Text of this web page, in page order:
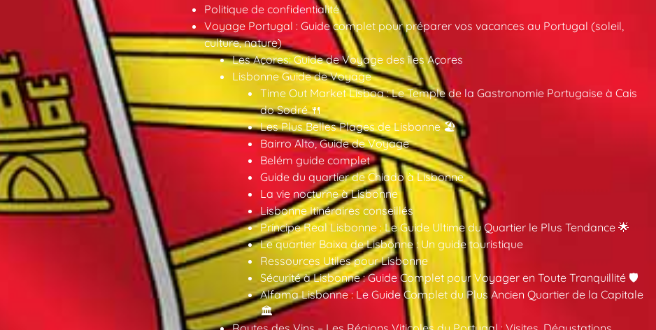
Politique de confidentialité
Voyage Portugal : Guide complet pour préparer vos vacances au Portugal (soleil,
culture, nature)
Les Açores: Guide de Voyage des îles Açores
Lisbonne Guide de Voyage
Time Out Market Lisboa : Le Temple de la Gastronomie Portugaise à Cais
do Sodré 🍴
Les Plus Belles Plages de Lisbonne 🏖️
Bairro Alto, Guide de Voyage
Belém guide complet
Guide du quartier de Chiado à Lisbonne
La vie nocturne à Lisbonne
Lisbonne Itinéraires conseillés
Príncipe Real Lisbonne : Le Guide Ultime du Quartier le Plus Tendance 🌟
Le quartier Baixa de Lisbonne : Un guide touristique
Ressources Utiles pour Lisbonne
Sécurité à Lisbonne : Guide Complet pour Voyager en Toute Tranquillité 🛡️
Alfama Lisbonne : Le Guide Complet du Plus Ancien Quartier de la Capitale
🏛️